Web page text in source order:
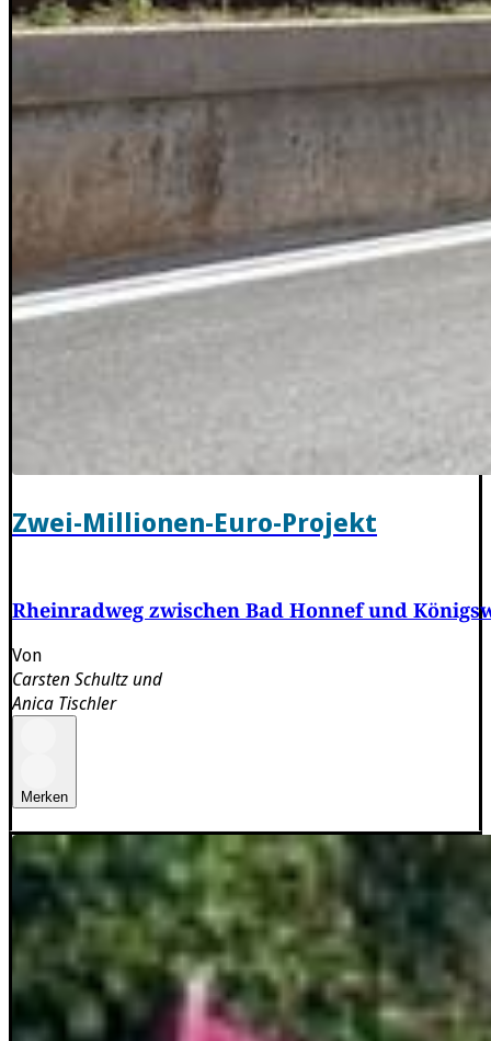
Zwei-Millionen-Euro-Projekt
Rheinradweg zwischen Bad Honnef und
Von
Carsten Schultzund
Anica Tischler
Merken